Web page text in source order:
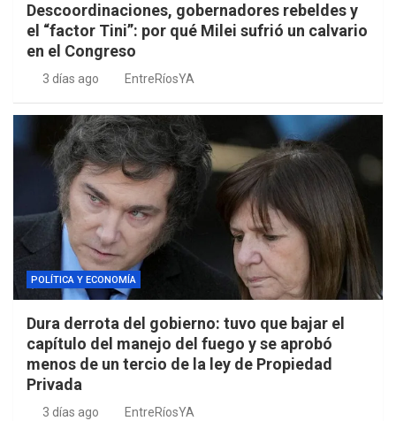
Descoordinaciones, gobernadores rebeldes y
el “factor Tini”: por qué Milei sufrió un calvario
en el Congreso
3 días ago EntreRíosYA
POLÍTICA Y ECONOMÍA
Dura derrota del gobierno: tuvo que bajar el
capítulo del manejo del fuego y se aprobó
menos de un tercio de la ley de Propiedad
Privada
3 días ago EntreRíosYA